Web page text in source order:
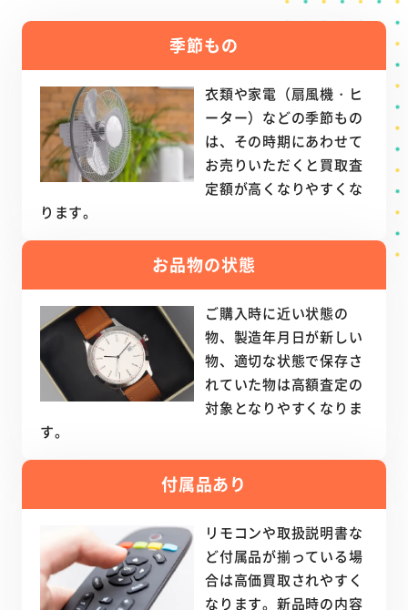
季節もの
衣類や家電（扇風機・ヒ
ーター）などの季節もの
は、その時期にあわせて
お売りいただくと買取査
定額が高くなりやすくな
ります。
お品物の状態
ご購入時に近い状態の
物、製造年月日が新しい
物、適切な状態で保存さ
れていた物は高額査定の
対象となりやすくなりま
す。
付属品あり
リモコンや取扱説明書な
ど付属品が揃っている場
合は高価買取されやすく
なります。新品時の内容